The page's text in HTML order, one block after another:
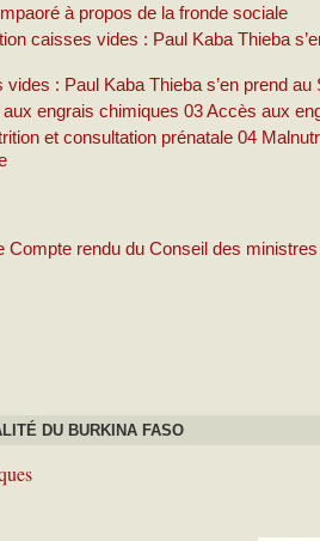
à propos de la fronde sociale
: Paul Kaba Thieba s’en prend au
03Accès aux
04
Compte rendu du Conseil des
DU BURKINA FASO